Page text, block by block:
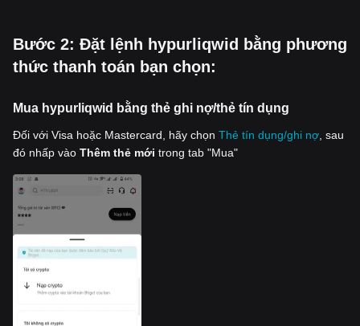
‌Bước 2: Đặt lệnh hypurliqwid bằng phương
thức thanh toán bạn chọn:
Mua hypurliqwid bằng thẻ ghi nợ/thẻ tín dụng
Đối với Visa hoặc Mastercard, hãy chọn Thẻ tín dụng/ghi nợ , sau
đó nhấp vào Thêm thẻ mới trong tab "Mua"